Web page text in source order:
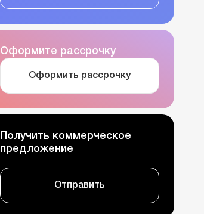
Оформите рассрочку
Оформить рассрочку
Получить коммерческое
предложение
Отправить